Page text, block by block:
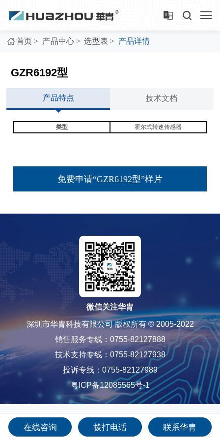
首页 > 产品中心 > 选型表 > 产品详情
GZR6192型
产品特点 技术文档
类型 霍尔式转速传感器
免费申请“GZR6192型”样片
微信关注华胄
深圳市华胄科技有限公司 版权所有 © 2005-2022
销售服务专线：0755-82127888
技术支持专线：0755-82127938
投诉专线：0755-82127989
粤ICP备12085565号-1
在线咨询 拨打电话 联系华胄